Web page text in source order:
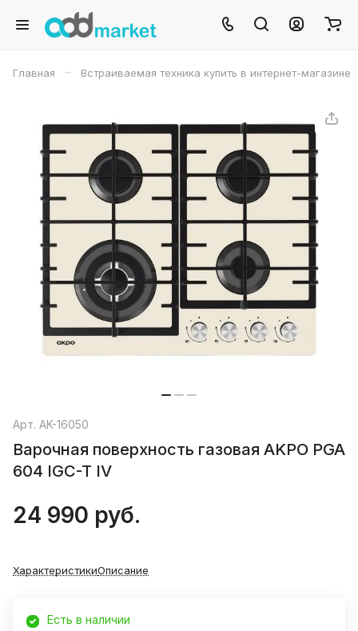
Главная – Встраиваемая техника купить в интернет-магазине
Арт. AK-16050
Варочная поверхность газовая AKPO PGA
604 IGC-T IV
24 990 руб.
ХарактеристикиОписание
Есть в наличии